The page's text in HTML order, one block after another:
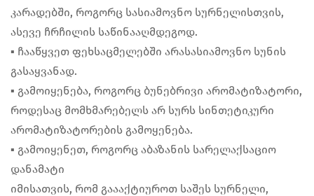
კარადებში, როგორც სასიამოვნო სურნელისთვის,
ასევე ჩრჩილის საწინააღმდეგოდ.
▪︎ ჩააწყვეთ ფეხსაცმელებში არასასიამოვნო სუნის
გასაყვანად.
▪︎ გამოიყენება, როგორც ბუნებრივი არომატიზატორი,
როდესაც მომხმარებელს არ სურს სინთეტიკური
არომატიზატორების გამოყენება.
▪︎ გამოიყენეთ, როგორც აბაზანის სარელაქსაციო
დანამატი
იმისათვის, რომ გაააქტიუროთ საშეს სურნელი,